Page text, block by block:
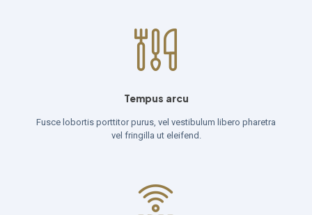
Tempus arcu
Fusce lobortis porttitor purus, vel vestibulum libero pharetra
vel fringilla ut eleifend.